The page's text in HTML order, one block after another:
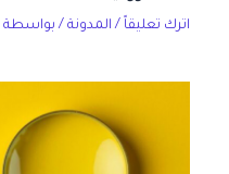
اترك تعليقاً / المدونة / بواسطة